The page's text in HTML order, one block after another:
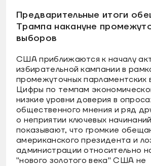
Предварительные итоги
Трампа накануне
выборов
США приближаются к началу
избирательной кампании в
промежуточных парламентских
Цифры по темпам
низкие уровни доверия в
общественного мнения и ряд
о неприятии ключевых
показывают, что громкие
американского президента и
администрации относительно
"нового золотого века" США не